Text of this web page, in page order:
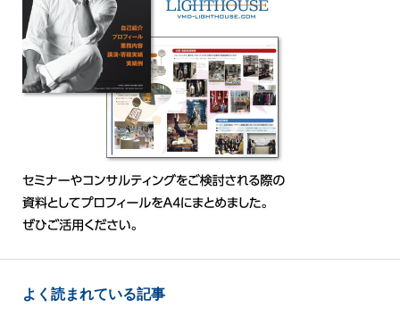
よく読まれている記事